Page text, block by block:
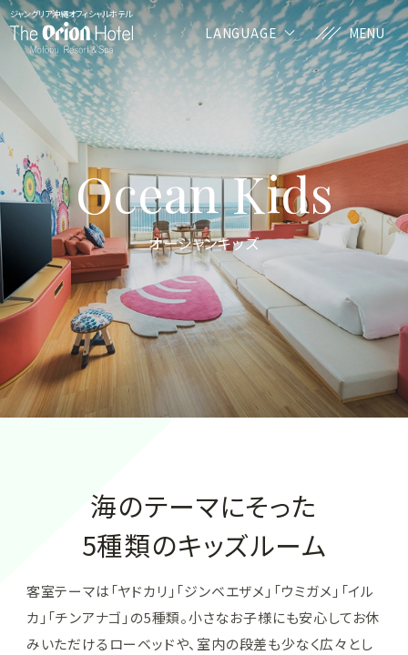
ジャングリア沖縄オフィシャルホテル
LANGUAGE MENU
オーシャンキッズ
Ocean Kids
海のテーマにそった
5種類のキッズルーム
客室テーマは「ヤドカリ」「ジンベエザメ」「ウミガメ」「イル
カ」「チンアナゴ」の5種類。小さなお子様にも安心してお休
みいただけるローベッドや、 室内の段差も少なく広々とし